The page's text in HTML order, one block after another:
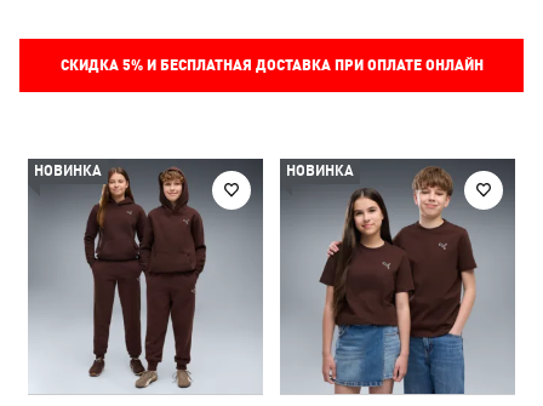
СКИДКА 5%И БЕСПЛАТНАЯ ДОСТАВКА ПРИ ОПЛАТЕ ОНЛАЙН
НОВИНКА НОВИНКА